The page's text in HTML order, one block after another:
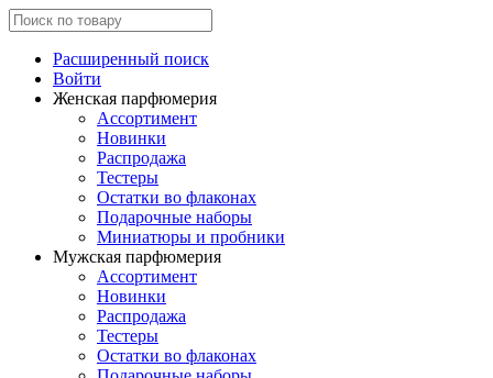
Расширенный поиск
Войти
Женская парфюмерия
Ассортимент
Новинки
Распродажа
Тестеры
Остатки во флаконах
Подарочные наборы
Миниатюры и пробники
Мужская парфюмерия
Ассортимент
Новинки
Распродажа
Тестеры
Остатки во флаконах